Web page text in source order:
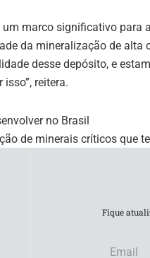
um marco significativo para
da mineralização de
desse depósito, e
reitera.
no Brasil
de minerais críticos que
quatro projetos para
1,1 mil km².
de 400 km² no
de 232 km² na região
área enriquecida de
Fique